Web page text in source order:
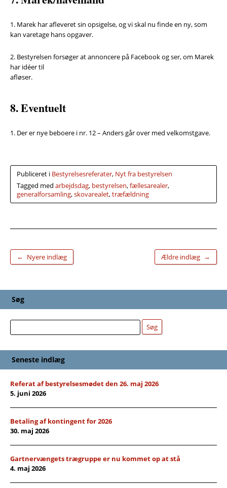
1. Marek har afleveret sin opsigelse, og vi skal nu finde en ny, som
kan varetage hans opgaver.
2. Bestyrelsen forsøger at annoncere på Facebook og ser, om Marek
har idéer til
afløser.
8. Eventuelt
1. Der er nye beboere i nr. 12 – Anders går over med velkomstgave.
Publiceret i Bestyrelsesreferater, Nyt fra bestyrelsen
Tagged med arbejdsdag, bestyrelsen,fællesarealer,
generalforsamling,skovarealet,træfældning
← Nyere indlæg Ældre indlæg →
Søg
Søg Søg
Seneste indlæg
Referat af bestyrelsesmødet den 26. maj 2026
5. juni 2026
Betaling af kontingent for 2026
30. maj 2026
Gartnervængets trægruppe er nu kommet op at stå
4. maj 2026